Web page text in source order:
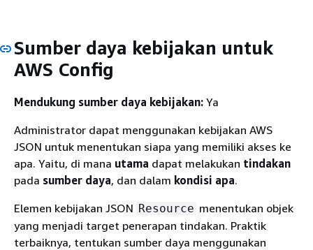
Sumber daya kebijakan untuk
AWS Config
Mendukung sumber daya kebijakan: Ya
Administrator dapat menggunakan kebijakan AWS
JSON untuk menentukan siapa yang memiliki akses ke
apa. Yaitu, di mana utama dapat melakukan tindakan
pada sumber daya, dan dalam kondisi apa.
Elemen kebijakan JSON Resource menentukan objek
yang menjadi target penerapan tindakan. Praktik
terbaiknya, tentukan sumber daya menggunakan